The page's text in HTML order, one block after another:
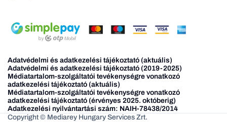
Adatvédelmi és adatkezelési tájékoztató (aktuális)
Adatvédelmi és adatkezelési tájékoztató (2019-2025)
Médiatartalom-szolgáltatói tevékenységre vonatkozó
adatkezelési tájékoztató (aktuális)
Médiatartalom-szolgáltatói tevékenységre vonatkozó
adatkezelési tájékoztató (érvényes 2025. októberig)
Adatkezelési nyilvántartási szám: NAIH-78438/2014
Copyright © Mediarey Hungary Services Zrt.